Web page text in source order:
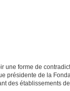
une forme de
présidente de la
des établissements